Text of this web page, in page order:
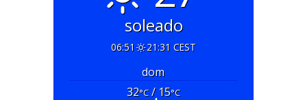
soleado
06:51 21:31 CEST
dom
32°C/ 15°C